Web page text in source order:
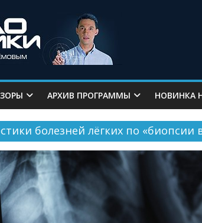
АРХИВ ПРОГРАММЫ НОВИНКА
болезней лёгких по «биопсии